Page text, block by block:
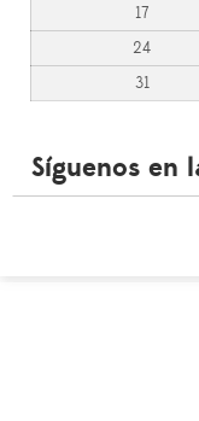
17
24
31
Síguenos en